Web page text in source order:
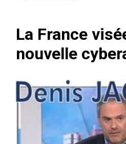
La France
nouvelle